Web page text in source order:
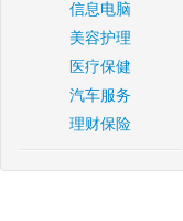
信息电脑
美容护理
医疗保健
汽车服务
理财保险